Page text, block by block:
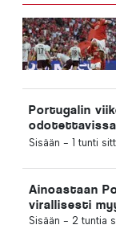
Portugalin
viikonloppuna
Sisään - 1 tunti
Ainoastaan
virallisesti
Sisään - 2 tuntia